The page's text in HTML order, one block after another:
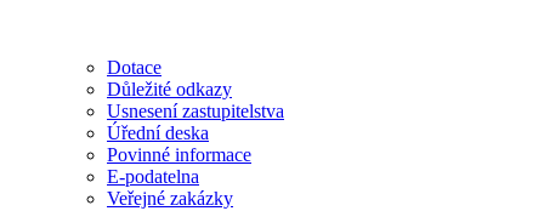
Dotace
Důležité odkazy
Usnesení zastupitelstva
Úřední deska
Povinné informace
E-podatelna
Veřejné zakázky